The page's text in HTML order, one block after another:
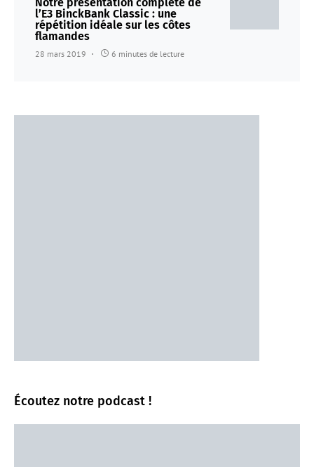
l’E3 BinckBank Classic : une
répétition idéale sur les côtes
flamandes
28 mars 2019 6 minutes de lecture
Écoutez notre podcast !